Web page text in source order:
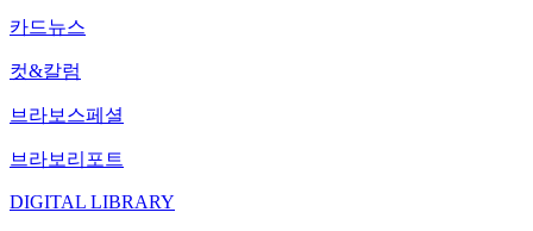
카드뉴스
컷&칼럼
브라보스페셜
브라보리포트
DIGITAL LIBRARY